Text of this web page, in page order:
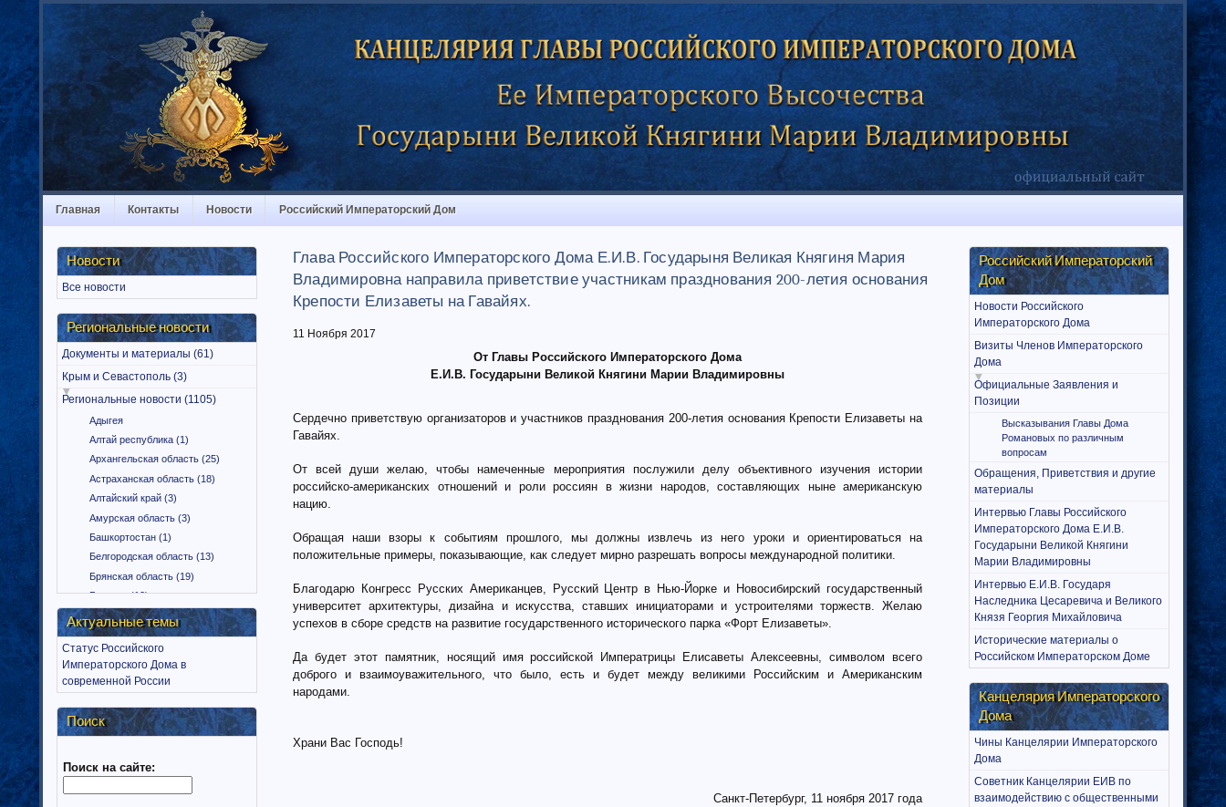
Главная Контакты Новости Российский Императорский Дом
Новости
Все новости
Региональные новости
Документы и материалы (61)
Крым и Севастополь (3)
Региональные новости (1105)
Адыгея
Алтай республика (1)
Архангельская область (25)
Астраханская область (18)
Алтайский край (3)
Амурская область (3)
Башкортостан (1)
Белгородская область (13)
Брянская область (19)
Бурятия (12)
Владимирская область (15)
Вологодская область (9)
Воронежская область (18)
Дагестан (1)
Еврейская автономная область
(1)
Забайкальский край (2)
Иркутская область (11)
Актуальные темы
Статус Российского
Императорского Дома в
современной России
Поиск
Поиск на сайте:
Глава Российского Императорского Дома Е.И.В. Государыня Великая Княгиня Мария
Владимировна направила приветствие участникам празднования 200-летия основания
Крепости Елизаветы на Гавайях.
11 Ноября 2017
От Главы Российского Императорского Дома
Е.И.В. Государыни Великой Княгини Марии Владимировны
Сердечно приветствую организаторов и участников празднования 200-летия основания Крепости Елизаветы на
Гавайях.
От всей души желаю, чтобы намеченные мероприятия послужили делу объективного изучения истории
российско-американских отношений и роли россиян в жизни народов, составляющих ныне американскую
нацию.
Обращая наши взоры к событиям прошлого, мы должны извлечь из него уроки и ориентироваться на
положительные примеры, показывающие, как следует мирно разрешать вопросы международной политики.
Благодарю Конгресс Русских Американцев, Русский Центр в Нью-Йорке и Новосибирский государственный
университет архитектуры, дизайна и искусства, ставших инициаторами и устроителями торжеств. Желаю
успехов в сборе средств на развитие государственного исторического парка «Форт Елизаветы».
Да будет этот памятник, носящий имя российской Императрицы Елисаветы Алексеевны, символом всего
доброго и взаимоуважительного, что было, есть и будет между великими Российским и Американским
народами.
Храни Вас Господь!
Санкт-Петербург, 11 ноября 2017 года
Российский Императорский
Дом
Новости Российского
Императорского Дома
Визиты Членов Императорского
Дома
Официальные Заявления и
Позиции
Высказывания Главы Дома
Романовых по различным
вопросам
Обращения, Приветствия и другие
материалы
Интервью Главы Российского
Императорского Дома Е.И.В.
Государыни Великой Княгини
Марии Владимировны
Интервью Е.И.В. Государя
Наследника Цесаревича и Великого
Князя Георгия Михайловича
Исторические материалы о
Российском Императорском Доме
Канцелярия Императорского
Дома
Чины Канцелярии Императорского
Дома
Советник Канцелярии ЕИВ по
взаимодействию с общественными